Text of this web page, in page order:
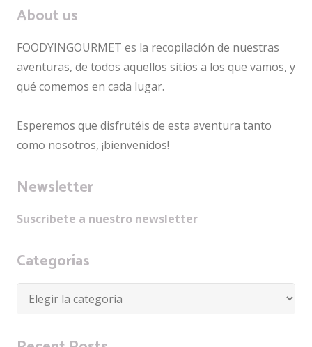
About us
FOODYINGOURMET es la recopilación de nuestras
aventuras, de todos aquellos sitios a los que vamos, y
qué comemos en cada lugar.
Esperemos que disfrutéis de esta aventura tanto
como nosotros, ¡bienvenidos!
Newsletter
Suscribete a nuestro newsletter
Categorías
Categorías